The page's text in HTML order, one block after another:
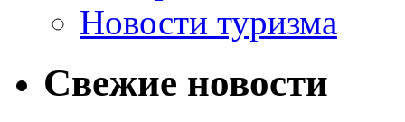
Новости туризма
Свежие новости